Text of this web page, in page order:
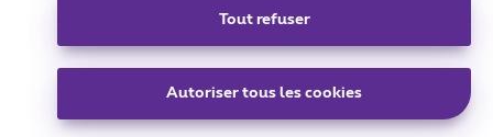
Carrier & Wholesale Solutions
|Telindus
|Sitemap
Tout refuser
Autoriser tous les cookies